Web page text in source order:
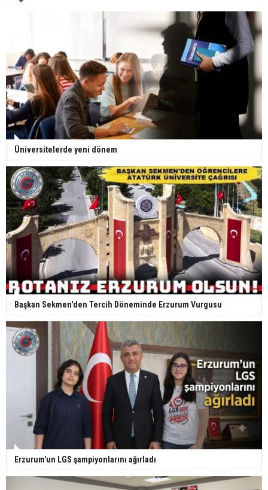
Üniversitelerde yeni dönem
Başkan Sekmen'den Tercih Döneminde Erzurum Vurgusu
Erzurum'un LGS şampiyonlarını ağırladı